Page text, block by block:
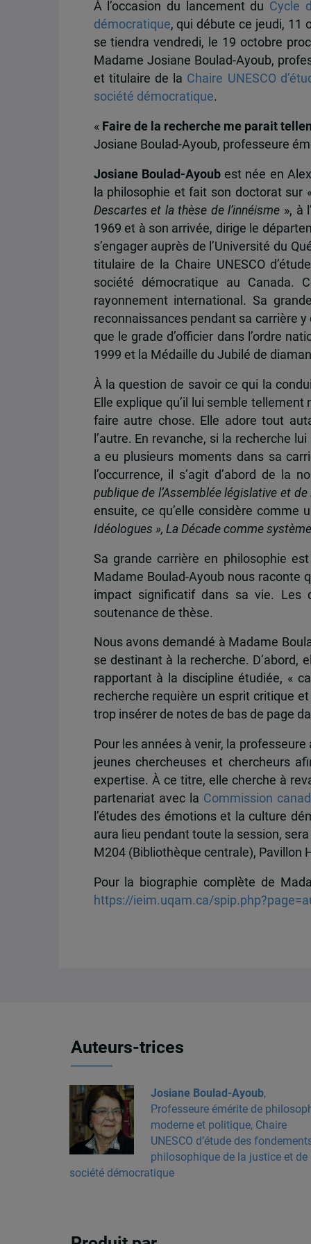
À l’occasion du lancement du Cycle
démocratique, qui débute ce jeudi, 11
se tiendra vendredi, le 19 octobre
Madame Josiane Boulad-Ayoub,
et titulaire de la Chaire UNESCO
société démocratique.
« Faire de la recherche me parait
Josiane Boulad-Ayoub, professeure
Josiane Boulad-Ayoubest née en
la philosophie et fait son doctorat sur
Descartes et la thèse de l’innéisme », à
1969 et à son arrivée, dirige le
s’engager auprès de l’Université du
titulaire de la Chaire UNESCO
société démocratique au Canada.
rayonnement international. Sa
reconnaissances pendant sa carrière
que le grade d’officier dans l’ordre
1999 et la Médaille du Jubilé de
À la question de savoir ce qui la
Elle explique qu’il lui semble
faire autre chose. Elle adore tout
l’autre. En revanche, si la recherche
a eu plusieurs moments dans sa
l’occurrence, il s’agit d’abord de la
publique de l’Assemblée législative et
ensuite, ce qu’elle considère comme
Idéologues », La Décade comme système
Sa grande carrière en philosophie
Madame Boulad-Ayoub nous raconte
impact significatif dans sa vie. Les
soutenance de thèse.
Nous avons demandé à Madame
se destinant à la recherche. D’abord,
rapportant à la discipline étudiée, «
recherche requière un esprit critique
trop insérer de notes de bas de page
Pour les années à venir, la
jeunes chercheuses et chercheurs
expertise. À ce titre, elle cherche à
partenariat avec la Commission
l’études des émotions et la culture
aura lieu pendant toute la session,
M204 (Bibliothèque centrale), Pavillon
Pour la biographie complète de
https://ieim.uqam.ca/
Auteurs-trices
Josiane Boulad-Ayoub,
Professeure émérite de
moderne et politique, Chaire
UNESCO d’étude des
philosophique de la justice et de
société démocratique